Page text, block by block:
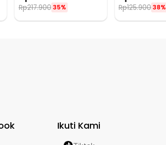
Rp217.900 35% Rp125.90038%
Ikuti Kami